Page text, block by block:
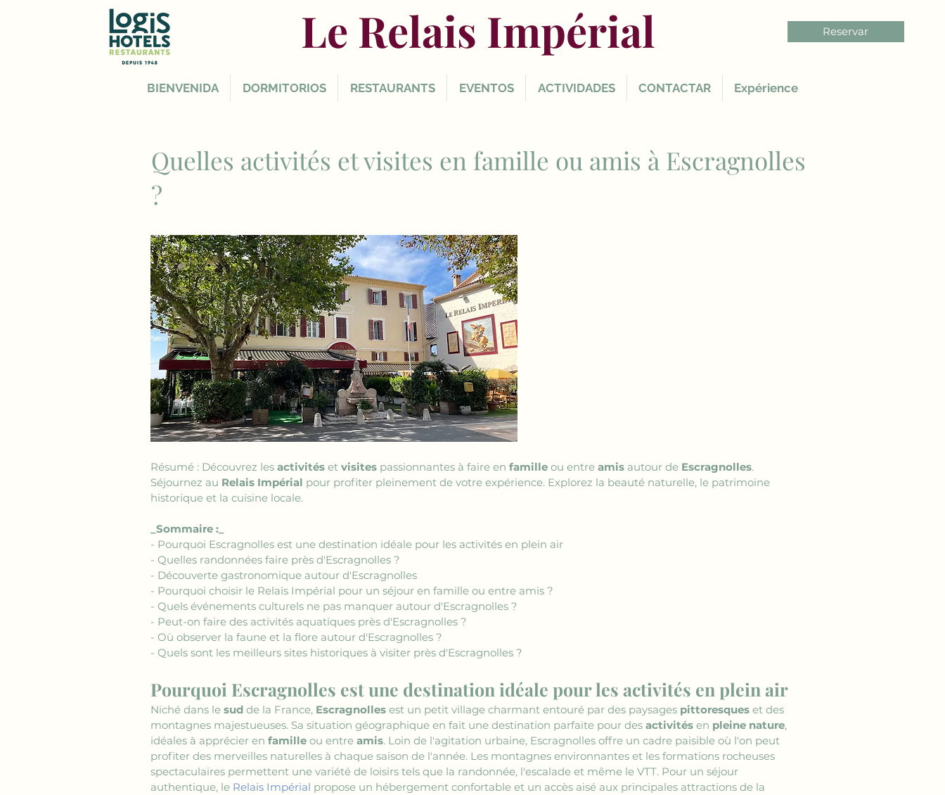
Le Relais Impérial Reservar
BIENVENIDA DORMITORIOS RESTAURANTS EVENTOS ACTIVIDADES CONTACTAR Expérience
Quelles activités et visites en famille ou amis à Escragnolles
?
Résumé : Découvrez les activités et visites passionnantes à faire en famille ou entre amis autour de Escragnolles.
Séjournez au Relais Impérial pour profiter pleinement de votre expérience. Explorez la beauté naturelle, le patrimoine
historique et la cuisine locale.
_Sommaire :_
- Pourquoi Escragnolles est une destination idéale pour les activités en plein air
- Quelles randonnées faire près d'Escragnolles ?
- Découverte gastronomique autour d'Escragnolles
- Pourquoi choisir le Relais Impérial pour un séjour en famille ou entre amis ?
- Quels événements culturels ne pas manquer autour d'Escragnolles ?
- Peut-on faire des activités aquatiques près d'Escragnolles ?
- Où observer la faune et la flore autour d'Escragnolles ?
- Quels sont les meilleurs sites historiques à visiter près d'Escragnolles ?
Pourquoi Escragnolles est une destination idéale pour les activités en plein air
Niché dans le sud de la France, Escragnolles est un petit village charmant entouré par des paysages pittoresques et des
montagnes majestueuses. Sa situation géographique en fait une destination parfaite pour des activités en pleine nature,
idéales à apprécier en famille ou entre amis. Loin de l'agitation urbaine, Escragnolles offre un cadre paisible où l'on peut
profiter des merveilles naturelles à chaque saison de l'année. Les montagnes environnantes et les formations rocheuses
spectaculaires permettent une variété de loisirs tels que la randonnée, l'escalade et même le VTT. Pour un séjour
authentique, le Relais Impérial propose un hébergement confortable et un accès aisé aux principales attractions de la